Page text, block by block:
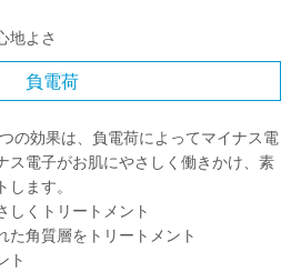
地よさ
負電荷
の効果は、負電荷によってマイナス電
ス電子がお肌にやさしく働きかけ、素
ます。
しくトリートメント
た角質層をトリートメント
ト